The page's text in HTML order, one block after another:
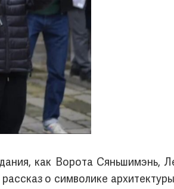
как Ворота Сяньшимэнь,
о символике